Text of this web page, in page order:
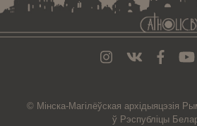
© Мiнска-Магiлёўская архiдыяцэзiя
ў Рэспубліцы